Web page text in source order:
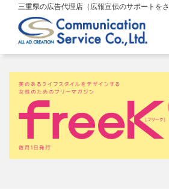
三重県の広告代理店（広報宣伝のサポートを